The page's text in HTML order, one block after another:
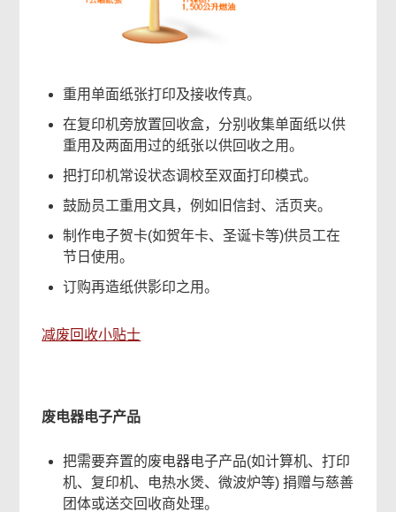
重用单面纸张打印及接收传真。
在复印机旁放置回收盒，分别收集单面纸以供
重用及两面用过的纸张以供回收之用。
把打印机常设状态调校至双面打印模式。
鼓励员工重用文具，例如旧信封、活页夹。
制作电子贺卡(如贺年卡、圣诞卡等)供员工在
节日使用。
订购再造纸供影印之用。
减废回收小贴士
废电器电子产品
把需要弃置的废电器电子产品(如计算机、打印
机、复印机、电热水煲、微波炉等) 捐赠与慈善
团体或送交回收商处理。
相